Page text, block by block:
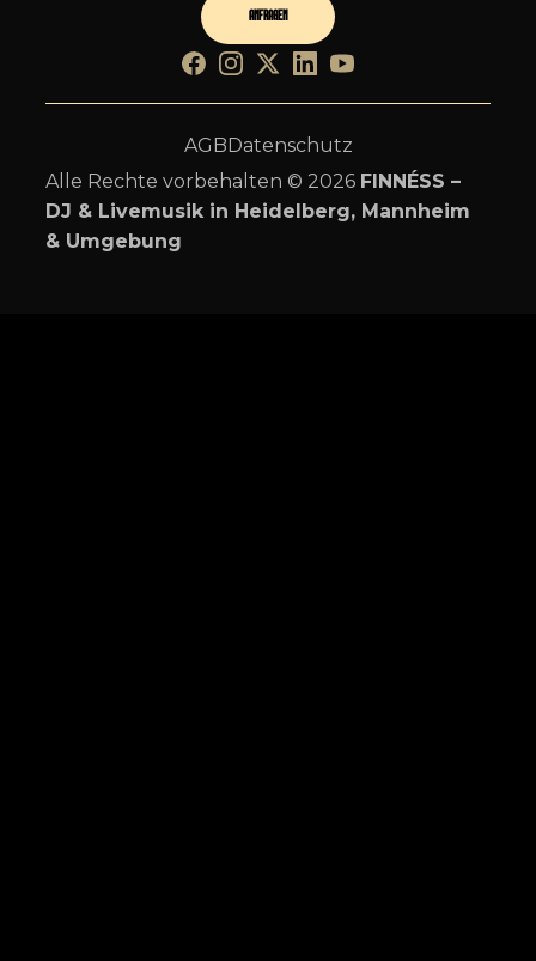
ANFRAGEN
Facebook
Instagram
TwitterLinkedInYouTube
AGBDatenschutz
Alle Rechte vorbehalten © 2026 FINNÉSS –
DJ & Livemusik in Heidelberg, Mannheim
& Umgebung